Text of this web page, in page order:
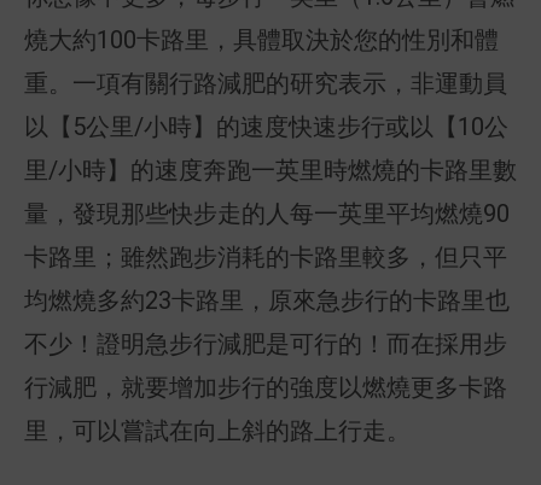
燒大約100卡路里，具體取決於您的性別和體
重。一項有關行路減肥的研究表示，非運動員
以【5公里/小時】的速度快速步行或以【10公
里/小時】的速度奔跑一英里時燃燒的卡路里數
量，發現那些快步走的人每一英里平均燃燒90
卡路里；雖然跑步消耗的卡路里較多，但只平
均燃燒多約23卡路里，原來急步行的卡路里也
不少！證明急步行減肥是可行的！而在採用步
行減肥，就要增加步行的強度以燃燒更多卡路
里，可以嘗試在向上斜的路上行走。